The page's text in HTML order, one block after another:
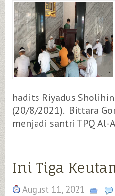
hadits Riyadus
(20/8/2021). Bittara
menjadi santri TPQ Al-
Ini Tiga
August 11, 2021